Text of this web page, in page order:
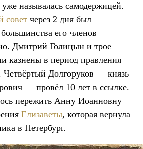
называлась самодержицей.
совет через 2 дня был
его членов
Дмитрий Голицын и трое
казнены в период правления
Долгоруков — князь
— провёл 10 лет в ссылке.
пережить Анну Иоанновну
Елизаветы, которая вернула
в Петербург.